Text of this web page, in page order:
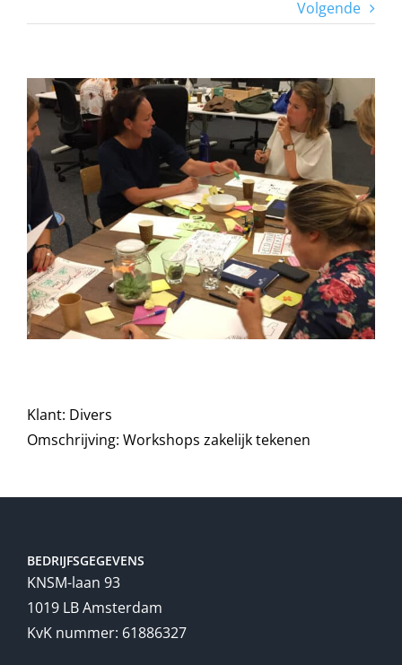
Volgende
View
Larger
Image
Klant: Divers
Omschrijving: Workshops zakelijk tekenen
BEDRIJFSGEGEVENS
KNSM-laan 93
1019 LB Amsterdam
KvK nummer: 61886327